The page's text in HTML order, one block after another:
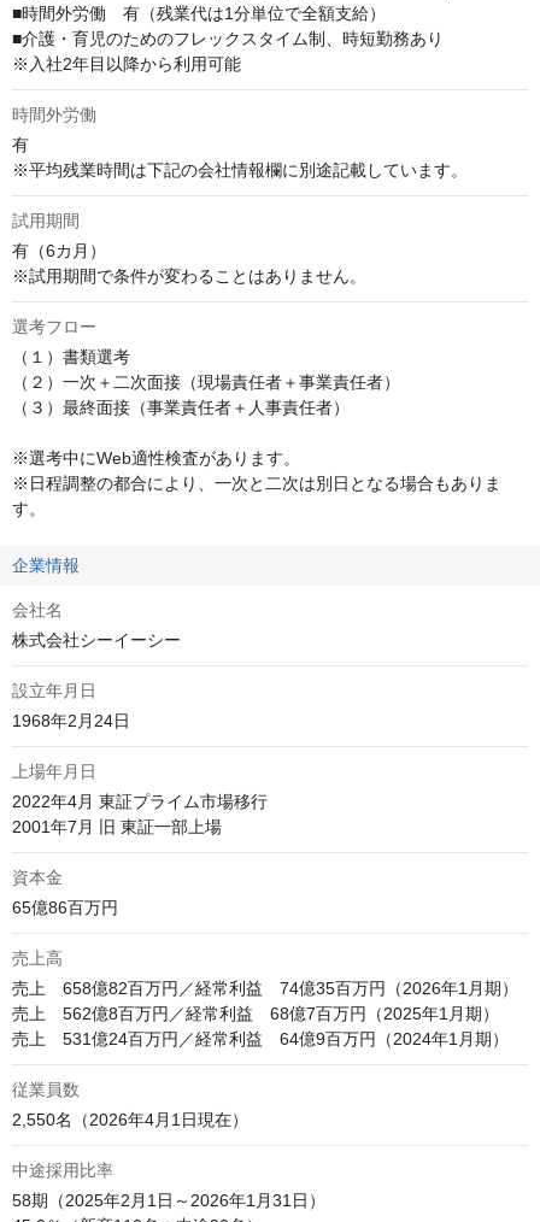
■時間外労働　有（残業代は1分単位で全額支給）
■介護・育児のためのフレックスタイム制、時短勤務あり
※入社2年目以降から利用可能
時間外労働
有
※平均残業時間は下記の会社情報欄に別途記載しています。
試用期間
有（6カ月）
※試用期間で条件が変わることはありません。
選考フロー
（１）書類選考
（２）一次＋二次面接（現場責任者＋事業責任者）
（３）最終面接（事業責任者＋人事責任者）
※選考中にWeb適性検査があります。
※日程調整の都合により、一次と二次は別日となる場合もありま
す。
企業情報
会社名
株式会社シーイーシー
設立年月日
1968年2月24日
上場年月日
2022年4月 東証プライム市場移行
2001年7月 旧 東証一部上場
資本金
65億86百万円
売上高
売上　658億82百万円／経常利益　74億35百万円（2026年1月期）
売上　562億8百万円／経常利益　68億7百万円（2025年1月期）
売上　531億24百万円／経常利益　64億9百万円（2024年1月期）
従業員数
中途採用比率
58期（2025年2月1日～2026年1月31日）